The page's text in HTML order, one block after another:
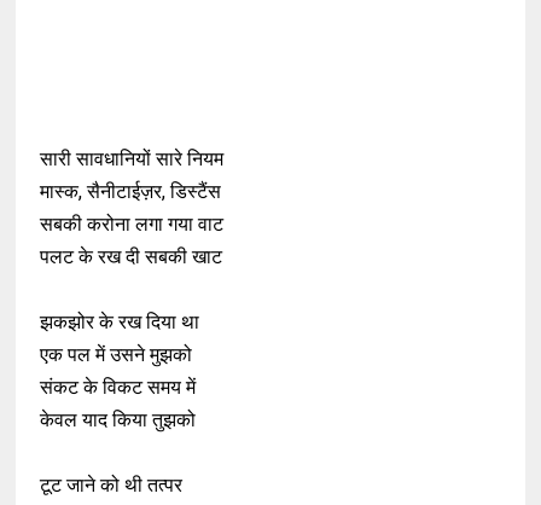
सारी सावधानियों सारे नियम
मास्क, सैनीटाईज़र, डिस्टैंस
सबकी करोना लगा गया वाट
पलट के रख दी सबकी खाट
झकझोर के रख दिया था
एक पल में उसने मुझको
संकट के विकट समय में
केवल याद किया तुझको
टूट जाने को थी तत्पर